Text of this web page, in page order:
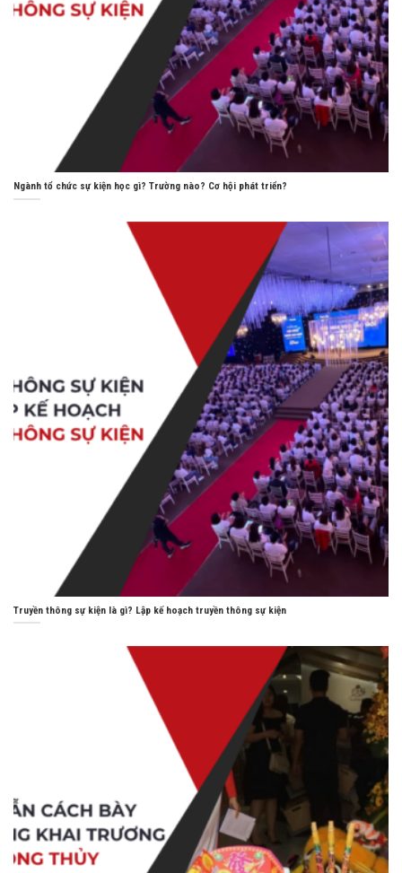
Ngành tổ chức sự kiện học gì? Trường nào? Cơ hội phát triển?
Truyền thông sự kiện là gì? Lập kế hoạch truyền thông sự kiện